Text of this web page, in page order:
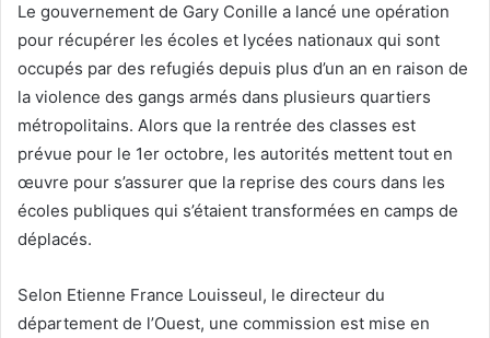
Le gouvernement de Gary Conille a lancé une opération
pour récupérer les écoles et lycées nationaux qui sont
occupés par des refugiés depuis plus d’un an en raison de
la violence des gangs armés dans plusieurs quartiers
métropolitains. Alors que la rentrée des classes est
prévue pour le 1er octobre, les autorités mettent tout en
œuvre pour s’assurer que la reprise des cours dans les
écoles publiques qui s’étaient transformées en camps de
déplacés.
Selon Etienne France Louisseul, le directeur du
département de l’Ouest, une commission est mise en